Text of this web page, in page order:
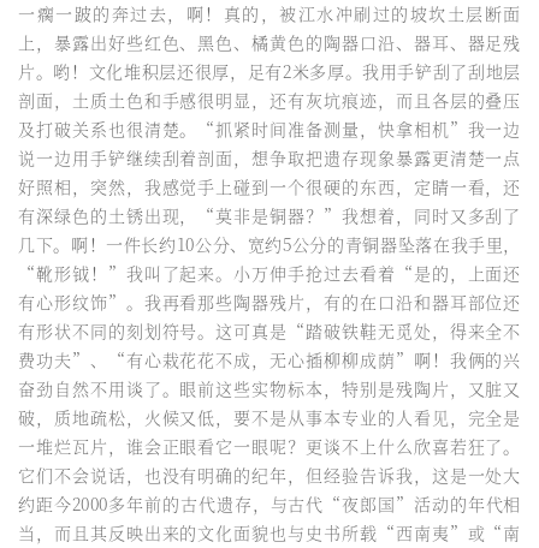
一瘸一跛的奔过去，啊！真的，被江水冲刷过的坡坎土层断面
上，暴露出好些红色、黑色、橘黄色的陶器口沿、器耳、器足残
片。哟！文化堆积层还很厚，足有2米多厚。我用手铲刮了刮地层
剖面，土质土色和手感很明显，还有灰坑痕迹，而且各层的叠压
及打破关系也很清楚。“抓紧时间准备测量，快拿相机”我一边
说一边用手铲继续刮着剖面，想争取把遗存现象暴露更清楚一点
好照相，突然，我感觉手上碰到一个很硬的东西，定睛一看，还
有深绿色的土锈出现，“莫非是铜器？”我想着，同时又多刮了
几下。啊！一件长约10公分、宽约5公分的青铜器坠落在我手里，
“靴形钺！”我叫了起来。小万伸手抢过去看着“是的，上面还
有心形纹饰”。我再看那些陶器残片，有的在口沿和器耳部位还
有形状不同的刻划符号。这可真是“踏破铁鞋无觅处，得来全不
费功夫”、“有心栽花花不成，无心插柳柳成荫”啊！我俩的兴
奋劲自然不用谈了。眼前这些实物标本，特别是残陶片，又脏又
破，质地疏松，火候又低，要不是从事本专业的人看见，完全是
一堆烂瓦片，谁会正眼看它一眼呢？更谈不上什么欣喜若狂了。
它们不会说话，也没有明确的纪年，但经验告诉我，这是一处大
约距今2000多年前的古代遗存，与古代“夜郎国”活动的年代相
当，而且其反映出来的文化面貌也与史书所载“西南夷”或“南